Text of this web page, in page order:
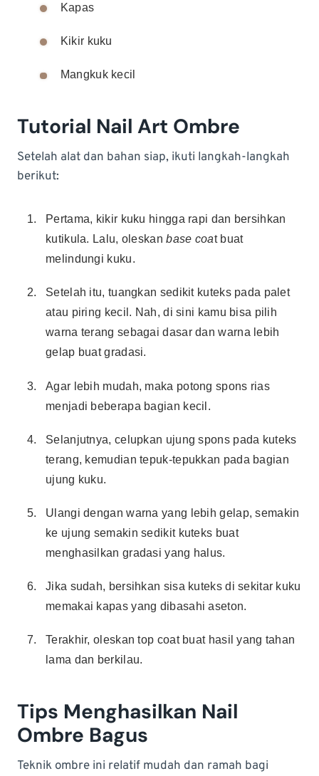
Kapas
Kikir kuku
Mangkuk kecil
Tutorial Nail Art Ombre
Setelah alat dan bahan siap, ikuti langkah-langkah
berikut:
Pertama, kikir kuku hingga rapi dan bersihkan
kutikula. Lalu, oleskan base coat buat
melindungi kuku.
Setelah itu, tuangkan sedikit kuteks pada palet
atau piring kecil. Nah, di sini kamu bisa pilih
warna terang sebagai dasar dan warna lebih
gelap buat gradasi.
Agar lebih mudah, maka potong spons rias
menjadi beberapa bagian kecil.
Selanjutnya, celupkan ujung spons pada kuteks
terang, kemudian tepuk-tepukkan pada bagian
ujung kuku.
Ulangi dengan warna yang lebih gelap, semakin
ke ujung semakin sedikit kuteks buat
menghasilkan gradasi yang halus.
Jika sudah, bersihkan sisa kuteks di sekitar kuku
memakai kapas yang dibasahi aseton.
Terakhir, oleskan top coat buat hasil yang tahan
lama dan berkilau.
Tips Menghasilkan Nail
Ombre Bagus
Teknik ombre ini relatif mudah dan ramah bagi